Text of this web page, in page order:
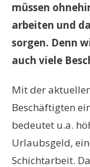
müssen
arbeiten und
sorgen. Denn
auch viele
Mit der
Beschäftigten
bedeutet u.a.
Urlaubsgeld,
Schichtarbeit.